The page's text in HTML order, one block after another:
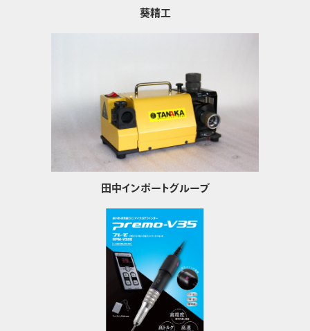
葵精工
田中インポートグループ